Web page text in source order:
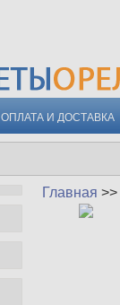
ОПЛАТА И ДОСТАВКА
Главная >>